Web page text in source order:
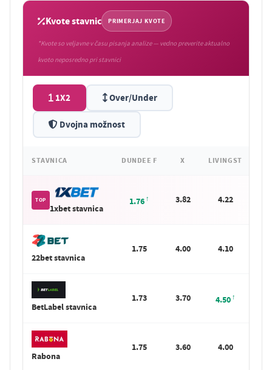
Kvote stavnic PRIMERJAJ KVOTE
*Kvote so veljavne v času pisanja analize — vedno preverite aktualno
kvoto neposredno pri stavnici
1X2 Over/Under
Dvojna možnost
STAVNICA DUNDEE F X LIVINGST
TOP
1xbet stavnica
1.76 3.82 4.22
22bet stavnica
1.75 4.00 4.10
BetLabel stavnica
1.73 3.70 4.50
Rabona
1.75 3.60 4.00